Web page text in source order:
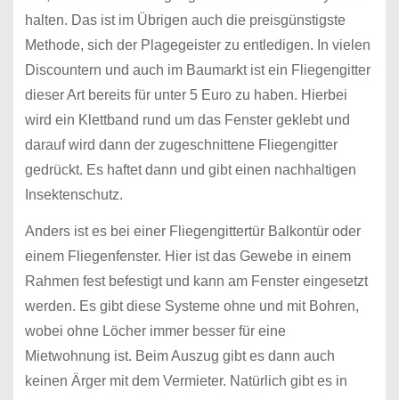
halten. Das ist im Übrigen auch die preisgünstigste
Methode, sich der Plagegeister zu entledigen. In vielen
Discountern und auch im Baumarkt ist ein Fliegengitter
dieser Art bereits für unter 5 Euro zu haben. Hierbei
wird ein Klettband rund um das Fenster geklebt und
darauf wird dann der zugeschnittene Fliegengitter
gedrückt. Es haftet dann und gibt einen nachhaltigen
Insektenschutz.
Anders ist es bei einer Fliegengittertür Balkontür oder
einem Fliegenfenster. Hier ist das Gewebe in einem
Rahmen fest befestigt und kann am Fenster eingesetzt
werden. Es gibt diese Systeme ohne und mit Bohren,
wobei ohne Löcher immer besser für eine
Mietwohnung ist. Beim Auszug gibt es dann auch
keinen Ärger mit dem Vermieter. Natürlich gibt es in